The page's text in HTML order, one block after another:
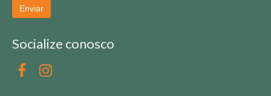
Enviar
Socialize conosco